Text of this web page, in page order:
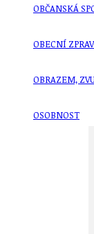
OBČANSKÁ
OBECNÍ
OBRAZEM,
OSOBNOST